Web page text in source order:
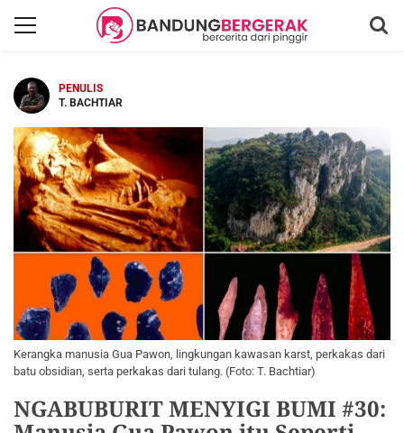
PENULIS
T. BACHTIAR
Kerangka manusia Gua Pawon, lingkungan kawasan karst, perkakas dari
batu obsidian, serta perkakas dari tulang. (Foto: T. Bachtiar)
NGABUBURIT MENYIGI BUMI #30: